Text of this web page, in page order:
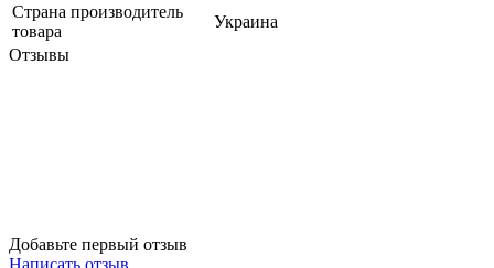
Страна производитель
товара
Украина
Отзывы
Добавьте первый отзыв
Написать отзыв